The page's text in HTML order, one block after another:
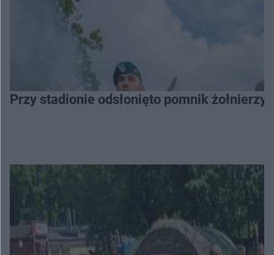
Przy stadionie odsłonięto pomnik żołnierzy